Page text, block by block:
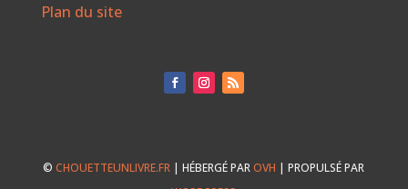
Plan du site
©CHOUETTEUNLIVRE.FR | HÉBERGÉ PAROVH | PROPULSÉ PAR